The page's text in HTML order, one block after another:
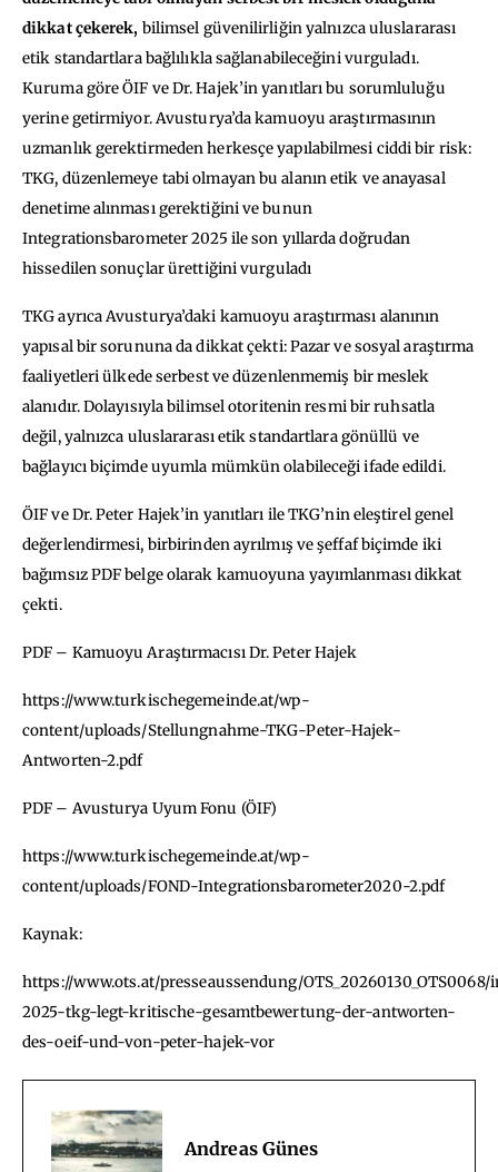
dikkat çekerek, bilimsel güvenilirliğin yalnızca uluslararası
etik standartlara bağlılıkla sağlanabileceğini vurguladı.
Kuruma göre ÖIF ve Dr. Hajek’in yanıtları bu sorumluluğu
yerine getirmiyor.Avusturya’da kamuoyu araştırmasının
uzmanlık gerektirmeden herkesçe yapılabilmesi ciddi bir risk:
TKG, düzenlemeye tabi olmayan bu alanın etik ve anayasal
denetime alınması gerektiğini ve bunun
Integrationsbarometer 2025 ile son yıllarda doğrudan
hissedilen sonuçlar ürettiğini vurguladı
TKG ayrıca Avusturya’daki kamuoyu araştırması alanının
yapısal bir sorununa da dikkat çekti: Pazar ve sosyal araştırma
faaliyetleri ülkede serbest ve düzenlenmemiş bir meslek
alanıdır. Dolayısıyla bilimsel otoritenin resmi bir ruhsatla
değil, yalnızca uluslararası etik standartlara gönüllü ve
bağlayıcı biçimde uyumla mümkün olabileceği ifade edildi.
ÖIF ve Dr. Peter Hajek’in yanıtları ile TKG’nin eleştirel genel
değerlendirmesi, birbirinden ayrılmış ve şeffaf biçimde iki
bağımsız PDF belge olarak kamuoyuna yayımlanması dikkat
çekti.
PDF – Kamuoyu Araştırmacısı Dr. Peter Hajek
https://www.turkischegemeinde.at/wp-
content/uploads/Stellungnahme-TKG-Peter-Hajek-
Antworten-2.pdf
PDF – Avusturya Uyum Fonu (ÖIF)
https://www.turkischegemeinde.at/wp-
content/uploads/FOND-Integrationsbarometer2020-2.pdf
Kaynak:
https://www.ots.at/presseaussendung/
2025-tkg-legt-kritische-gesamtbewertung-der-antworten-
des-oeif-und-von-peter-hajek-vor
Andreas Günes